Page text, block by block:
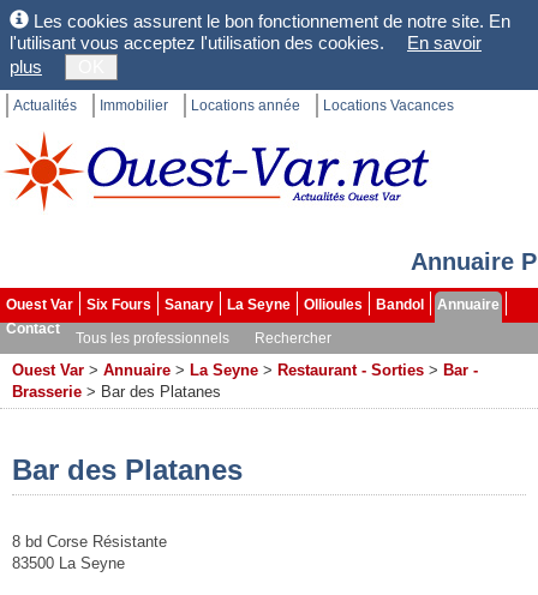
Les cookies assurent le bon fonctionnement de notre site. En
l'utilisant vous acceptez l'utilisation des cookies.
En savoir
plus
Actualités Immobilier Locations année Locations Vacances
Annuaire
Ouest Var Six Fours Sanary La Seyne Ollioules Bandol
Annuaire
Contact
Tous les professionnels Rechercher
Ouest Var > Annuaire > La Seyne > Restaurant - Sorties > Bar -
Brasserie > Bar des Platanes
Bar des Platanes
8 bd Corse Résistante
83500 La Seyne